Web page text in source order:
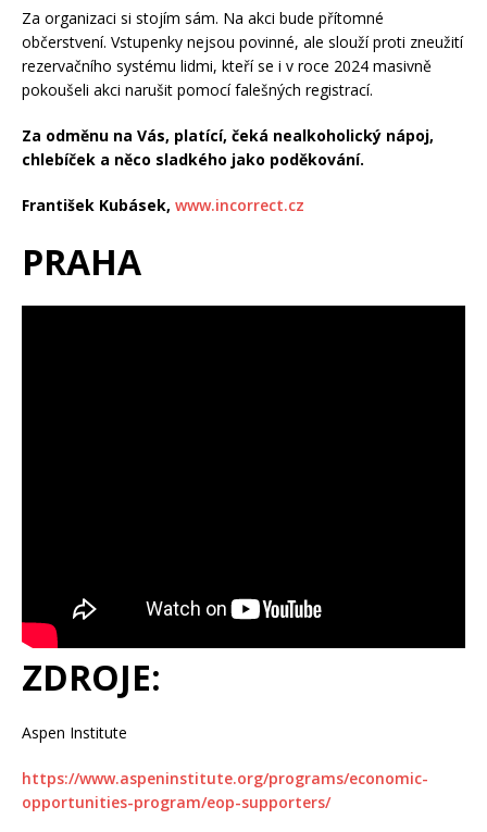
Za organizaci si stojím sám. Na akci bude přítomné
občerstvení. Vstupenky nejsou povinné, ale slouží proti zneužití
rezervačního systému lidmi, kteří se i v roce 2024 masivně
pokoušeli akci narušit pomocí falešných registrací.
Za odměnu na Vás, platící, čeká nealkoholický nápoj,
chlebíček a něco sladkého jako poděkování.
František Kubásek, www.incorrect.cz
PRAHA
ZDROJE:
Aspen Institute
https://www.aspeninstitute.org/programs/economic-
opportunities-program/eop-supporters/